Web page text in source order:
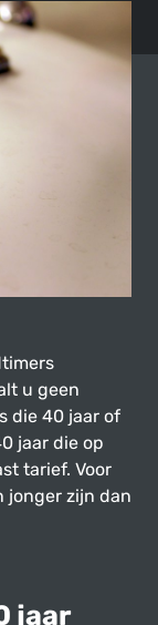
u geen
die 40 jaar of
jaar die op
tarief. Voor
jonger zijn dan
jaar